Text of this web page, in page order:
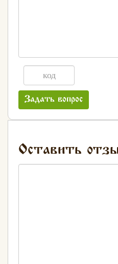
Задать вопрос
Оставить